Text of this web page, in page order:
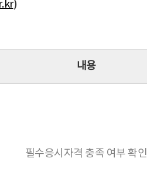
)
내용
필수응시자격 충족 여부 확인